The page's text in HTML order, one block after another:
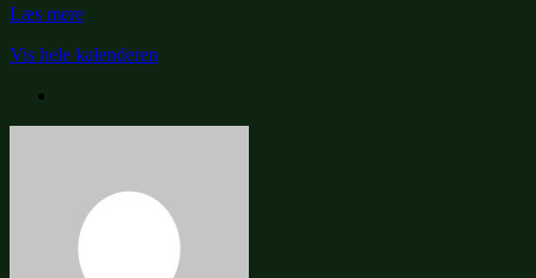
Læs mere
Vis hele kalenderen